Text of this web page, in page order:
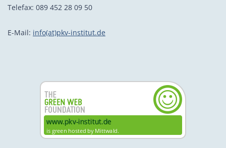
Telefax: 089 452 28 09 50
E-Mail: info(at)pkv-institut.de